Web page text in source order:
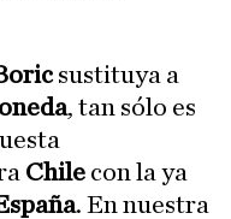
sustituya a
, tan sólo es
Chile con la ya
. En nuestra